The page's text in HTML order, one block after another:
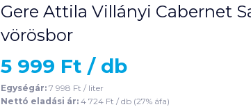
Gere Attila Villányi Cabernet
vörösbor
5 999 Ft / db
Egységár: 7 998 Ft / liter
Nettó eladási ár: 4 724 Ft / db (27% áfa)